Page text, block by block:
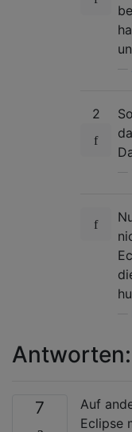
2
Antworten:
7
Auf
Eclipse